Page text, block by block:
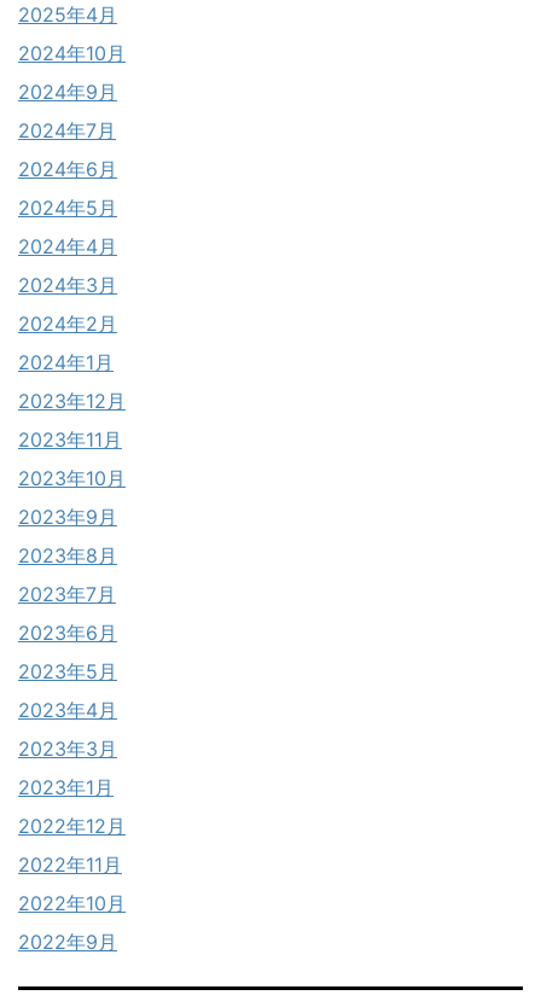
2025年4月
2024年10月
2024年9月
2024年7月
2024年6月
2024年5月
2024年4月
2024年3月
2024年2月
2024年1月
2023年12月
2023年11月
2023年10月
2023年9月
2023年8月
2023年7月
2023年6月
2023年5月
2023年4月
2023年3月
2023年1月
2022年12月
2022年11月
2022年10月
2022年9月